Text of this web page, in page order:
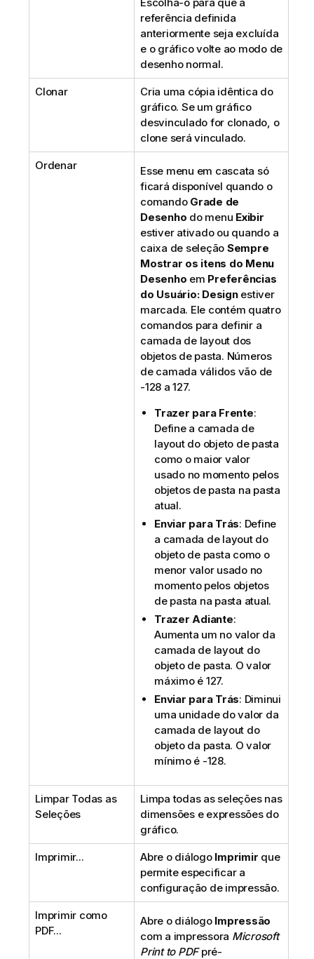
referência definida
anteriormente seja excluída
e o gráfico volte ao modo de
desenho normal.
Clonar
Cria uma cópia idêntica do
gráfico. Se um gráfico
desvinculado for clonado, o
clone será vinculado.
Ordenar
Esse menu em cascata só
ficará disponível quando o
comando Grade de
Desenho do menu Exibir
estiver ativado ou quando a
caixa de seleção Sempre
Mostrar os itens do Menu
Desenho em Preferências
do Usuário: Designestiver
marcada. Ele contém quatro
comandos para definir a
camada de layout dos
objetos de pasta. Números
de camada válidos vão de
-128 a 127.
Trazer para Frente:
Define a camada de
layout do objeto de pasta
como o maior valor
usado no momento pelos
objetos de pasta na pasta
atual.
Enviar para Trás: Define
a camada de layout do
objeto de pasta como o
menor valor usado no
momento pelos objetos
de pasta na pasta atual.
Trazer Adiante:
Aumenta um no valor da
camada de layout do
objeto de pasta. O valor
máximo é 127.
Enviar para Trás: Diminui
uma unidade do valor da
camada de layout do
objeto da pasta. O valor
mínimo é -128.
Limpar Todas as
Seleções
Limpa todas as seleções nas
dimensões e expressões do
gráfico.
Imprimir... Abre o diálogo Imprimir que
permite especificar a
configuração de impressão.
Imprimir como
PDF...
Abre o diálogo Impressão
com a impressora Microsoft
Print to PDFpré-